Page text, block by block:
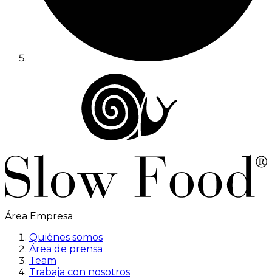
Área Empresa
Quiénes somos
Área de prensa
Team
Trabaja con nosotros